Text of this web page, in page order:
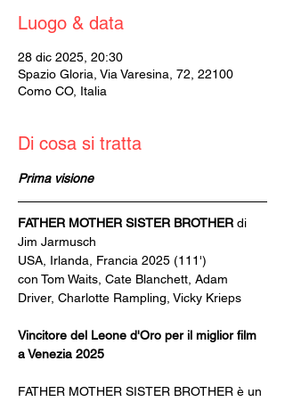
Luogo & data
28 dic 2025, 20:30
Spazio Gloria, Via Varesina, 72, 22100
Como CO, Italia
Di cosa si tratta
Prima visione
FATHER MOTHER SISTER BROTHER di
Jim Jarmusch
USA, Irlanda, Francia 2025 (111')
con Tom Waits, Cate Blanchett, Adam
Driver, Charlotte Rampling, Vicky Krieps
Vincitore del Leone d'Oro per il miglior film
a Venezia 2025
FATHER MOTHER SISTER BROTHER è un